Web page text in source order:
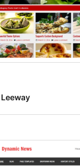
Leeway